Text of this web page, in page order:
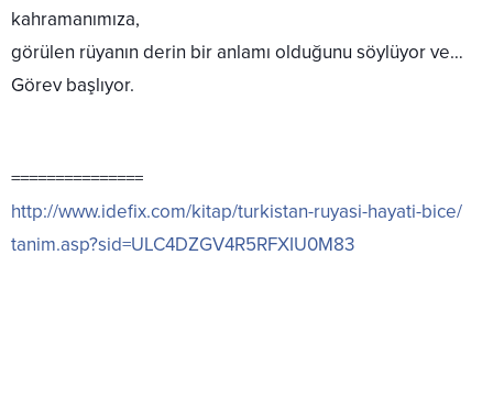
kahramanımıza,
görülen rüyanın derin bir anlamı olduğunu söylüyor ve…
Görev başlıyor.
===============
http://www.idefix.com/kitap/turkistan-ruyasi-hayati-bice/
tanim.asp?sid=ULC4DZGV4R5RFXIU0M83